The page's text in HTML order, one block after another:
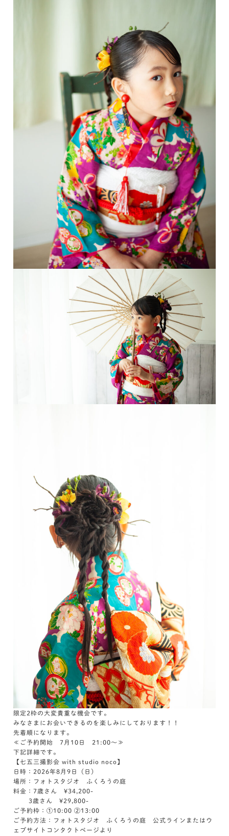
限定2枠の大変貴重な機会です。
みなさまにお会いできるのを楽しみにしております！！
先着順になります。
≪ご予約開始 7月10日 21:00～≫
下記詳細です。
【七五三撮影会 with studio noco】
日時：2026年8月9日（日）
場所：フォトスタジオ ふくろうの庭
料金：7歳さん ¥34,200-
3歳さん ¥29,800-
ご予約枠：①10:00 ②13:00
ご予約方法：フォトスタジオ ふくろうの庭 公式ラインまたはウ
ェブサイトコンタクトページより